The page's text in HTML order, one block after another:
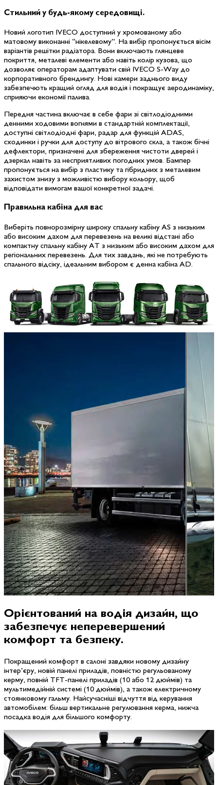
Стильний у будь-якому середовищі.
Новий логотип IVECO доступний у хромованому або
матовому виконанні “нікелевому”. На вибір пропонується вісім
варіантів решітки радіатора. Вони включають глянцеве
покриття, металеві елементи або навіть колір кузова, що
дозволяє операторам адаптувати свій IVECO S-Way до
корпоративного брендингу. Нові камери заднього виду
забезпечють кращий огляд для водія і покращує аеродинаміку,
сприяючи економії палива.
Передня частина включає в себе фари зі світлодіодними
денними ходовими вогнями в стандартній комплектації,
доступні світлодіодні фари, радар для функцій ADAS,
сходинки і ручки для доступу до вітрового скла, а також бічні
дефлектори, призначені для збереження чистоти дверей і
дзеркал навіть за несприятливих погодних умов. Бампер
пропонується на вибір з пластику та гібридних з металевим
захистом знизу з можливістю вибору кольору, щоб
відповідати вимогам вашої конкретної задачі.
Правильна кабіна для вас
Виберіть повнорозмірну широку спальну кабіну AS з низьким
або високим дахом для перевезень на великі відстані або
компактну спальну кабіну AT з низьким або високим дахом для
регіональних перевезень. Для тих завдань, які не потребують
спального відсіку, ідеальним вибором є денна кабіна AD.
Орієнтований на водія дизайн, що
забезпечує неперевершений
комфорт та безпеку.
Покращений комфорт в салоні завдяки новому дизайну
інтер’єру, новій панелі приладів, повністю регульованому
керму, повній TFT-панелі приладів (10 або 12 дюймів) та
мультимедійній системі (10 дюймів), а також електричному
стоянковому гальму. Найсучасніші відчуття від керування
автомобілем: більш вертикальне регулювання керма, нижча
посадка водія для більшого комфорту.